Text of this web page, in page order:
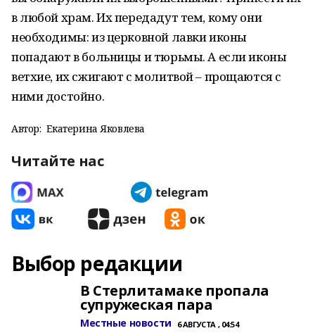
в любой храм. Их передадут тем, кому они
необходимы: из церковной лавки иконы
попадают в больницы и тюрьмы. А если иконы
ветхие, их сжигают с молитвой – прощаются с
ними достойно.
Автор: Екатерина Яковлева
Читайте нас
Выбор редакции
В Стерлитамаке пропала
супружеская пара
Местные новости 6 АВГУСТА , 04:54